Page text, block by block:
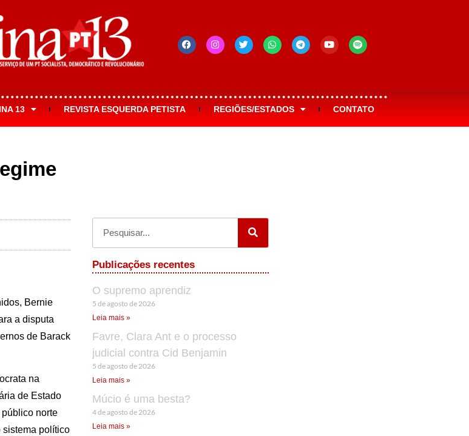
13 REVISTA ESQUERDA PETISTA REGIÕES/ESTADOS CONTATO
Bernie
a disputa
de Barack
na
de Estado
norte
sistema político
Publicações recentes
O supremo aprendiz
5 de agosto de 2026
Leia mais »
Favre, Clara Ant e o processo
judicial contra Cid Benjamin
5 de agosto de 2026
Leia mais »
Múcio é uma besta?
4 de agosto de 2026
Leia mais »